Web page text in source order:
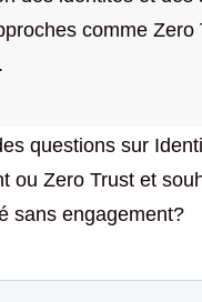
comme Zero
questions sur
ou Zero Trust et
sans engagement?